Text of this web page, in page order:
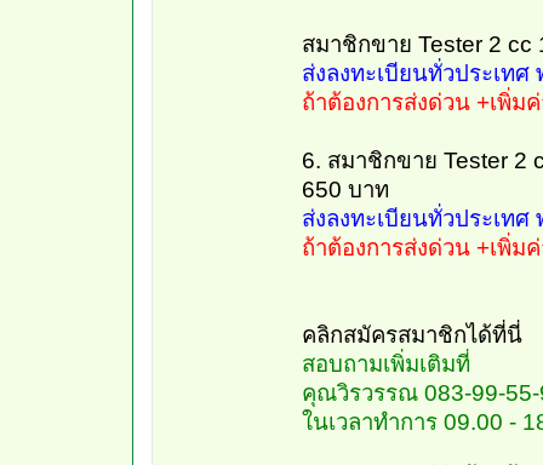
สมาชิกขาย Tester 2 cc
ส่งลงทะเบียนทั่วประเท
ถ้าต้องการส่งด่วน +เพิ่ม
6. สมาชิกขาย Tester 2
650 บาท
ส่งลงทะเบียนทั่วประเท
ถ้าต้องการส่งด่วน +เพิ่ม
คลิกสมัครสมาชิกได้ที่นี่
สอบถามเพิ่มเติมที่
คุณวิรวรรณ 083-99-
ในเวลาทำการ 09.00 -